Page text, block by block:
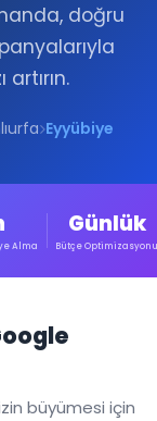
doğru
Eyyübiye
Alma
Günlük
Bütçe Optimizasyonu
büyümesi için